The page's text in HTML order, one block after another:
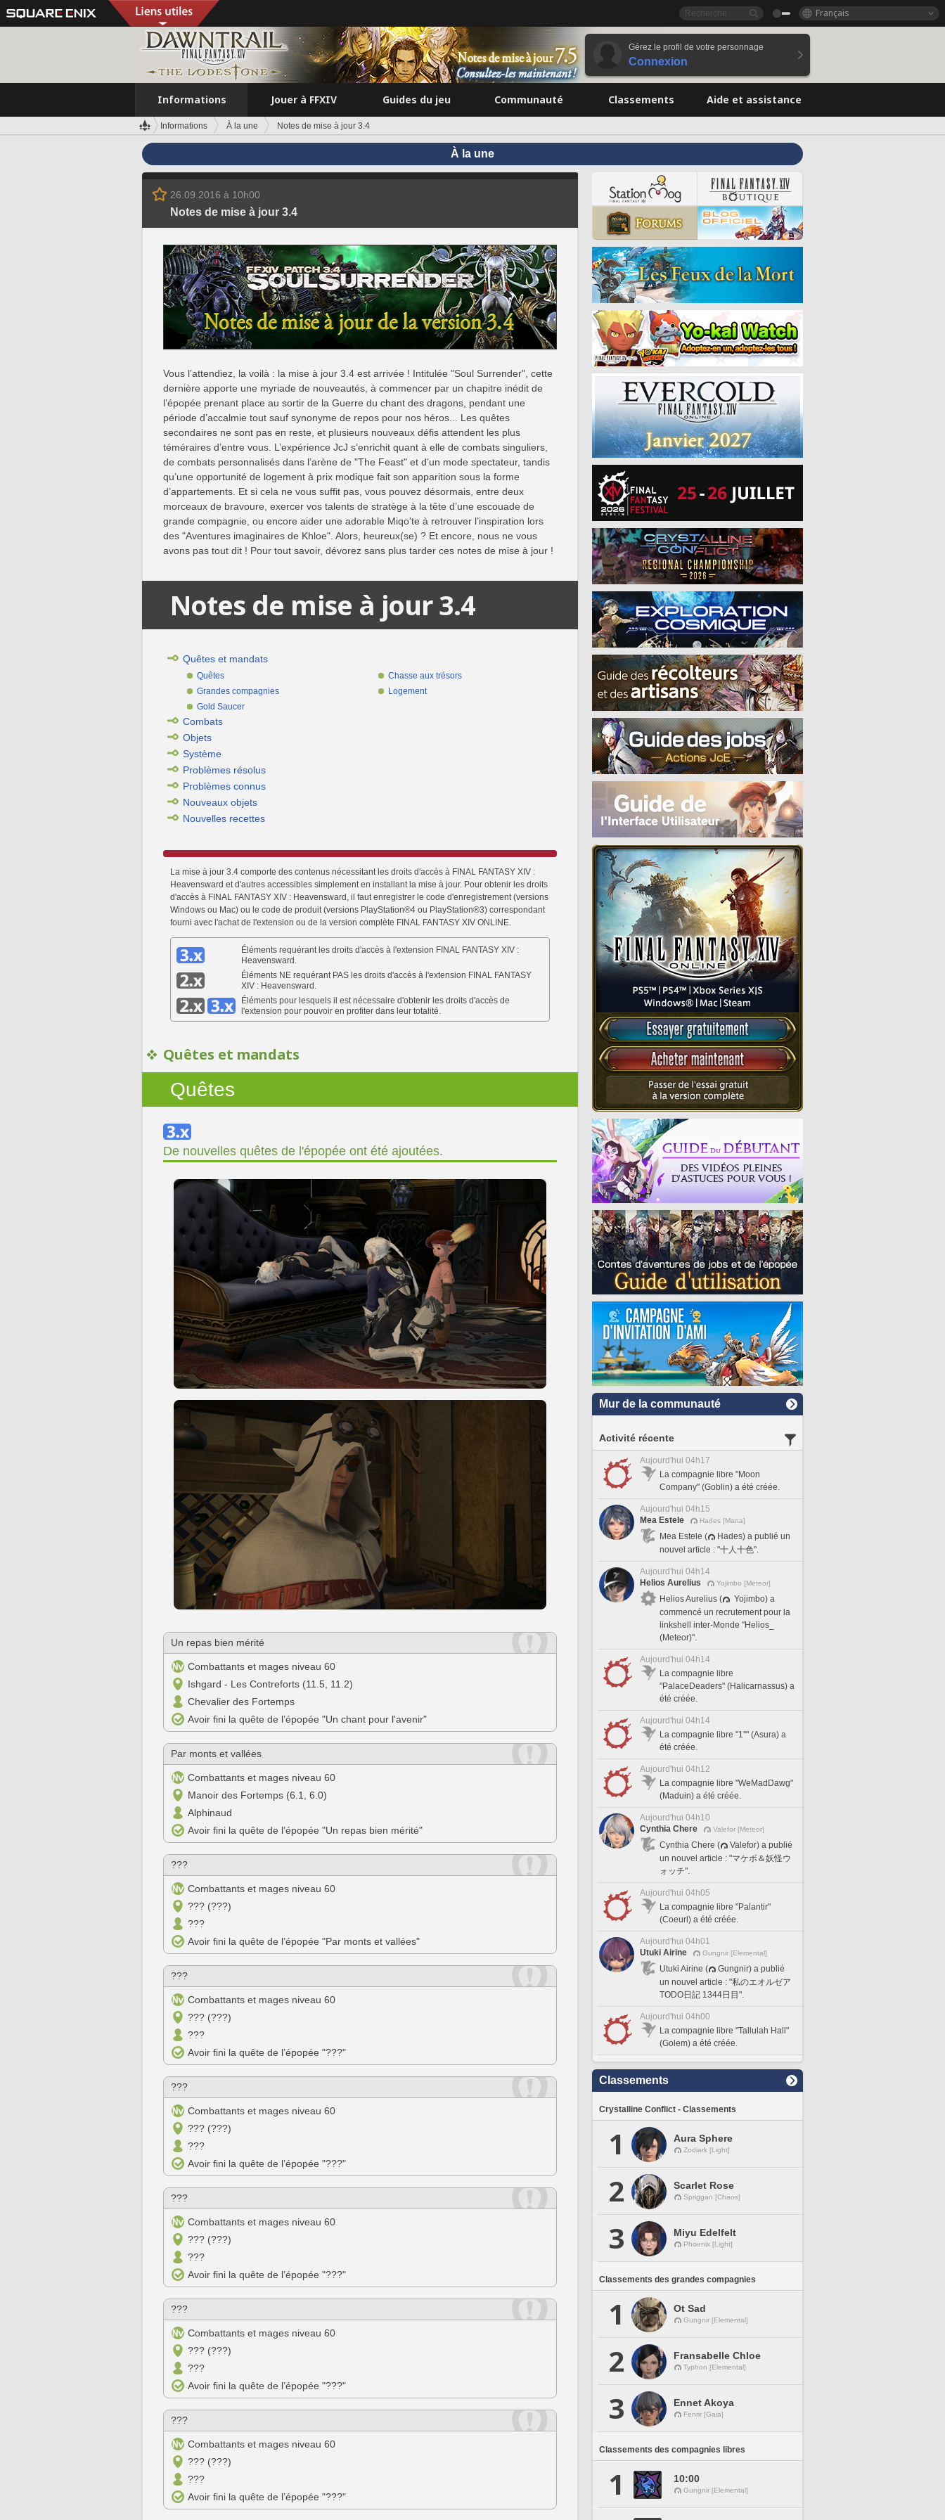
Français
Gérez le profil de votre personnage
Connexion
Informations Jouer à FFXIV Guides du jeu Communauté Classements Aide et assistance
Informations À la une Notes de mise à jour 3.4
À la une
26.09.2016 à 10h00
Notes de mise à jour 3.4
Vous l’attendiez, la voilà : la mise à jour 3.4 est arrivée ! Intitulée "Soul Surrender", cette
dernière apporte une myriade de nouveautés, à commencer par un chapitre inédit de
l’épopée prenant place au sortir de la Guerre du chant des dragons, pendant une
période d’accalmie tout sauf synonyme de repos pour nos héros... Les quêtes
secondaires ne sont pas en reste, et plusieurs nouveaux défis attendent les plus
téméraires d’entre vous. L’expérience JcJ s’enrichit quant à elle de combats singuliers,
de combats personnalisés dans l’arène de "The Feast" et d’un mode spectateur, tandis
qu’une opportunité de logement à prix modique fait son apparition sous la forme
d’appartements. Et si cela ne vous suffit pas, vous pouvez désormais, entre deux
morceaux de bravoure, exercer vos talents de stratège à la tête d’une escouade de
grande compagnie, ou encore aider une adorable Miqo'te à retrouver l’inspiration lors
des "Aventures imaginaires de Khloe". Alors, heureux(se) ? Et encore, nous ne vous
avons pas tout dit ! Pour tout savoir, dévorez sans plus tarder ces notes de mise à jour !
Notes de mise à jour 3.4
Quêtes et mandats
Quêtes
Chasse aux trésors
Grandes compagnies
Logement
Gold Saucer
Combats
Objets
Système
Problèmes résolus
Problèmes connus
Nouveaux objets
Nouvelles recettes
La mise à jour 3.4 comporte des contenus nécessitant les droits d'accès à FINAL FANTASY XIV :
Heavensward et d'autres accessibles simplement en installant la mise à jour. Pour obtenir les droits
d'accès à FINAL FANTASY XIV : Heavensward, il faut enregistrer le code d'enregistrement (versions
Windows ou Mac) ou le code de produit (versions PlayStation®4 ou PlayStation®3) correspondant
fourni avec l'achat de l'extension ou de la version complète FINAL FANTASY XIV ONLINE.
Éléments requérant les droits d'accès à l'extension FINAL FANTASY XIV :
Heavensward.
Éléments NE requérant PAS les droits d'accès à l'extension FINAL FANTASY
XIV : Heavensward.
Éléments pour lesquels il est nécessaire d'obtenir les droits d'accès de
l'extension pour pouvoir en profiter dans leur totalité.
Quêtes et mandats
Quêtes
De nouvelles quêtes de l'épopée ont été ajoutées.
Un repas bien mérité
Combattants et mages niveau 60
Ishgard - Les Contreforts (11.5, 11.2)
Chevalier des Fortemps
Avoir fini la quête de l’épopée "Un chant pour l'avenir"
Par monts et vallées
Combattants et mages niveau 60
Manoir des Fortemps (6.1, 6.0)
Alphinaud
Avoir fini la quête de l’épopée "Un repas bien mérité"
???
Combattants et mages niveau 60
??? (???)
???
Avoir fini la quête de l’épopée "Par monts et vallées"
???
Combattants et mages niveau 60
??? (???)
???
Avoir fini la quête de l’épopée "???"
???
Combattants et mages niveau 60
??? (???)
???
Avoir fini la quête de l’épopée "???"
???
Combattants et mages niveau 60
??? (???)
???
Avoir fini la quête de l’épopée "???"
???
Combattants et mages niveau 60
??? (???)
???
Avoir fini la quête de l’épopée "???"
???
Combattants et mages niveau 60
??? (???)
???
Avoir fini la quête de l’épopée "???"
Mur de la communauté
Activité récente
Aujourd'hui 04h17
La compagnie libre "Moon
Company" (Goblin) a été créée.
Aujourd'hui 04h15
Mea Estele
Hades [Mana]
Mea Estele (
Hades) a publié un
nouvel article : "十人十色".
Aujourd'hui 04h14
Helios Aurelius
Yojimbo [Meteor]
Helios Aurelius (
Yojimbo) a
commencé un recrutement pour la
linkshell inter-Monde "Helios_
(Meteor)".
Aujourd'hui 04h14
La compagnie libre
"PalaceDeaders" (Halicarnassus) a
été créée.
Aujourd'hui 04h14
La compagnie libre "1''" (Asura) a
été créée.
Aujourd'hui 04h12
La compagnie libre "WeMadDawg"
(Maduin) a été créée.
Aujourd'hui 04h10
Cynthia Chere
Valefor [Meteor]
Cynthia Chere (
Valefor) a publié
un nouvel article : "マケボ＆妖怪ウ
ォッチ".
Aujourd'hui 04h05
La compagnie libre "Palantir"
(Coeurl) a été créée.
Aujourd'hui 04h01
Utuki Airine
Gungnir [Elemental]
Utuki Airine (
Gungnir) a publié
un nouvel article : "私のエオルゼア
TODO日記 1344日目".
Aujourd'hui 04h00
La compagnie libre "Tallulah Hall"
(Golem) a été créée.
Classements
Crystalline Conflict - Classements
1 Aura Sphere
Zodiark [Light]
2 Scarlet Rose
Spriggan [Chaos]
3 Miyu Edelfelt
Phoenix [Light]
Classements des grandes compagnies
1 Ot Sad
Gungnir [Elemental]
2 Fransabelle Chloe
Typhon [Elemental]
3 Ennet Akoya
Fenrir [Gaia]
Classements des compagnies libres
1 10:00
Gungnir [Elemental]